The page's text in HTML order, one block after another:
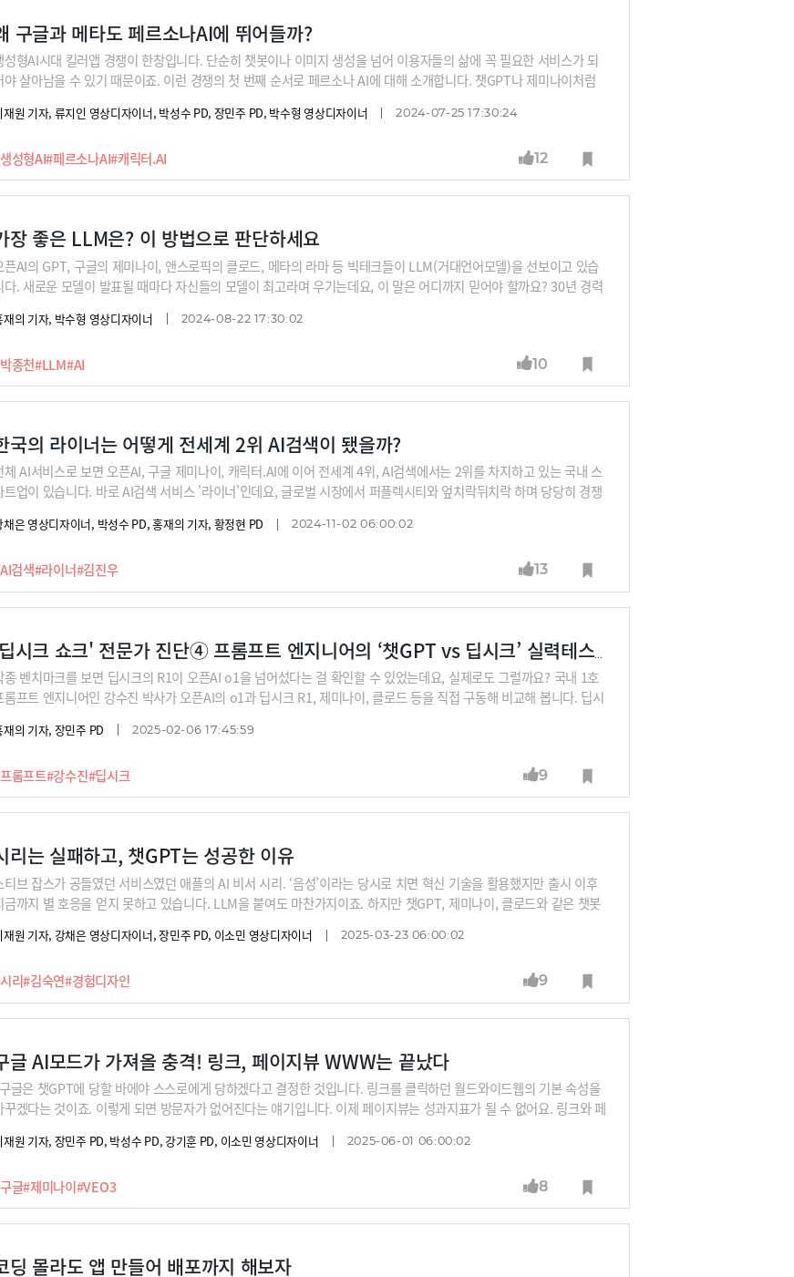
구글과 메타도 페르소나AI에 뛰어들까?
성형AI#페르소나AI#캐릭터.AI
성형AI시대 킬러앱 경쟁이 한창입니다. 단순히 챗봇이나 이미지 생성을 넘어 이용자들의 삶에 꼭 필요한 서비스가 되
야 살아남을 수 있기 때문이죠. 이런 경쟁의 첫 번째 순서로 페르소나 AI에 대해 소개합니다. 챗GPT나 제미나이처럼
서 보내고 있습니다. 구글과 메타까지 뛰어든 이 페르소나 AI의 세계에 대해 알아봅니다.
재원 기자, 류지인 영상디자이너, 박성수 PD, 장민주 PD, 박수형 영상디자이너 2024-07-25 17:30:24
12
장 좋은 LLM은? 이 방법으로 판단하세요
종천#LLM#AI
픈AI의 GPT, 구글의 제미나이, 앤스로픽의 클로드, 메타의 라마 등 빅테크들이 LLM(거대언어모델)을 선보이고 있습
다. 새로운 모델이 발표될 때마다 자신들의 모델이 최고라며 우기는데요, 이 말은 어디까지 믿어야 할까요? 30년 경력
차별점에 대해서도 짚어 드립니다.
재의 기자, 박수형 영상디자이너 2024-08-22 17:30:02
10
국의 라이너는 어떻게 전세계 2위 AI검색이 됐을까?
검색#라이너#김진우
체 AI서비스로 보면 오픈AI, 구글 제미나이, 캐릭터.AI에 이어 전세계 4위, AI검색에서는 2위를 차지하고 있는 국내 스
트업이 있습니다. 바로 AI검색 서비스 '라이너'인데요, 글로벌 시장에서 퍼플렉시티와 엎치락뒤치락 하며 당당히 경쟁
색 서비스가 되었는지 김진우 대표에게 들어봅니다.
채은 영상디자이너, 박성수 PD, 홍재의 기자, 황정현 PD 2024-11-02 06:00:02
13
'딥시크 쇼크' 전문가 진단④ 프롬프트 엔지니어의 ‘챗GPT vs 딥시크’ 실력테스트 시연
롬프트#강수진#딥시크
종 벤치마크를 보면 딥시크의 R1이 오픈AI o1을 넘어섰다는 걸 확인할 수 있었는데요, 실제로도 그럴까요? 국내 1호
롬프트 엔지니어인 강수진 박사가 오픈AI의 o1과 딥시크 R1, 제미나이, 클로드 등을 직접 구동해 비교해 봅니다. 딥시
재의 기자, 장민주 PD 2025-02-06 17:45:59
9
리는 실패하고, 챗GPT는 성공한 이유
리#김숙연#경험디자인
티브 잡스가 공들였던 서비스였던 애플의 AI 비서 시리. ‘음성’이라는 당시로 치면 혁신 기술을 활용했지만 출시 이후
금까지 별 호응을 얻지 못하고 있습니다. LLM을 붙여도 마찬가지이죠. 하지만 챗GPT, 제미나이, 클로드와 같은 챗봇
데요. 구글, 마이크로소프트를 비롯한 실리콘밸리 빅테크에서 UX 디자인을 맡았던 김숙연 홍익대 산업디자인학과 교
재원 기자, 강채은 영상디자이너, 장민주 PD, 이소민 영상디자이너 2025-03-23 06:00:02
9
글 AI모드가 가져올 충격! 링크, 페이지뷰 WWW는 끝났다
글#제미나이#VEO3
글은 챗GPT에 당할 바에야 스스로에게 당하겠다고 결정한 것입니다. 링크를 클릭하던 월드와이드웹의 기본 속성을
꾸겠다는 것이죠. 이렇게 되면 방문자가 없어진다는 얘기입니다. 이제 페이지뷰는 성과지표가 될 수 없어요. 링크와 페
과를 AI 생성으로 대체하는 구글의 AI모드는 검색시장, 콘텐츠시장에 어떤 지각변동을 가져올까요? 사람들을 왜 구글
재원 기자, 장민주 PD, 박성수 PD, 강기훈 PD, 이소민 영상디자이너 2025-06-01 06:00:02
8
딩 몰라도 앱 만들어 배포까지 해보자